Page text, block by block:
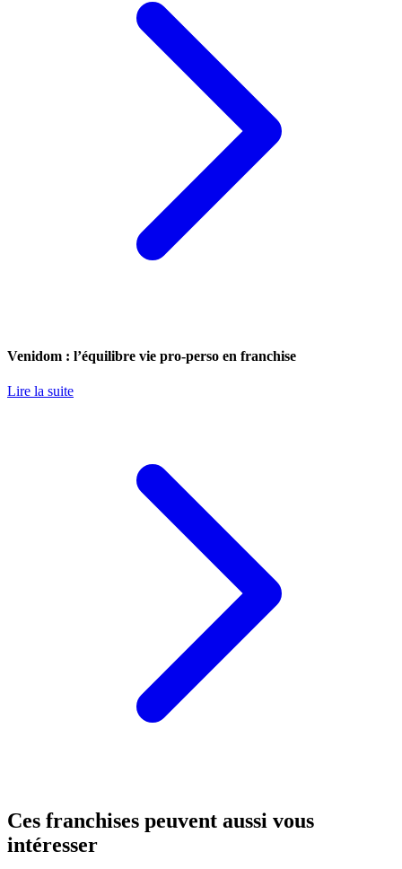
Venidom : l’équilibre vie pro-perso en franchise
Lire la suite
Ces franchises peuvent aussi vous
intéresser